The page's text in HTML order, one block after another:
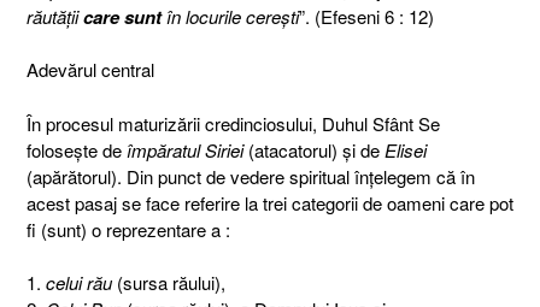
răutăţiicare suntîn locurile cereşti”. (Efeseni 6 : 12)
Adevărul central
În procesul maturizării credinciosului, Duhul Sfânt Se
foloseşte de împăratul Siriei(atacatorul) şi de Elisei
(apărătorul). Din punct de vedere spiritual înţelegem că în
acest pasaj se face referire la trei categorii de oameni care pot
fi (sunt) o reprezentare a :
1. celui rău (sursa răului),